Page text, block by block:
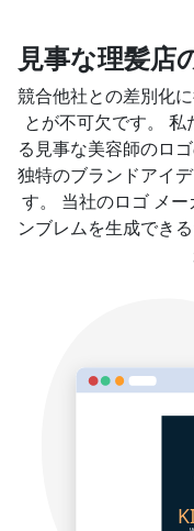
見事な理髪店
競合他社との差別化
とが不可欠です。
る見事な美容師のロ
独特のブランドアイ
す。 当社のロゴ メ
ンブレムを生成でき